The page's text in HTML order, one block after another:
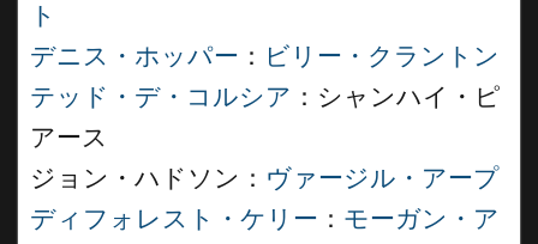
ト
デニス・ホッパー ： ビリー・クラントン
テッド・デ・コルシア ：シャンハイ・ピ
アース
ジョン・ハドソン： ヴァージル・アープ
ディフォレスト・ケリー ： モーガン・ア